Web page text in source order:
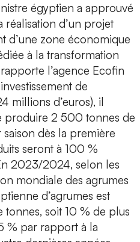
égyptien a approuvé
d’un projet
d’une zone économique
à la transformation
l’agence Ecofin
de
millions d’euros), il
produire 2 500 tonnes de
dès la première
seront à 100 %
2023/2024, selon les
mondiale des agrumes
d’agrumes est
soit 10 % de plus
% par rapport à la